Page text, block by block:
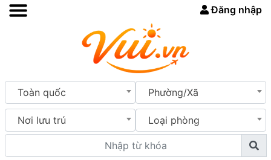
Đăng nhập
Toàn quốc Phường/Xã
Nơi lưu trú Loại phòng